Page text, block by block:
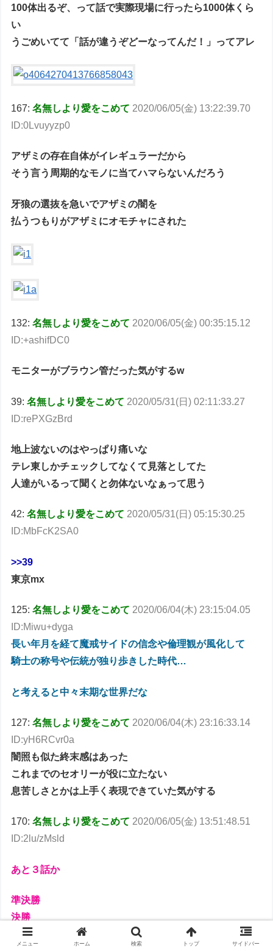
100体出るぞ、って話で実際現場に行ったら1000体くら
い
うごめいてて「話が違うぞどーなってんだ！」ってアレ
167:名無しより愛をこめて 2020/06/05(金) 13:22:39.70
ID:0Lvuyyzp0
アザミの存在自体がイレギュラーだから
そう言う周期的なモノに当てハマらないんだろう
牙狼の選抜を急いでアザミの闇を
払うつもりがアザミにオモチャにされた
132:名無しより愛をこめて 2020/06/05(金) 00:35:15.12
ID:+ashifDC0
モニターがブラウン管だった気がするw
39:名無しより愛をこめて 2020/05/31(日) 02:11:33.27
ID:rePXGzBrd
地上波ないのはやっぱり痛いな
テレ東しかチェックしてなくて見落としてた
人達がいるって聞くと勿体ないなぁって思う
42:名無しより愛をこめて 2020/05/31(日) 05:15:30.25
ID:MbFcK2SA0
>>39
東京mx
125:名無しより愛をこめて 2020/06/04(木) 23:15:04.05
ID:Miwu+dyga
長い年月を経て魔戒サイドの信念や倫理観が風化して
騎士の称号や伝統が独り歩きした時代…
と考えると中々末期な世界だな
127:名無しより愛をこめて 2020/06/04(木) 23:16:33.14
ID:yH6RCvr0a
闇照も似た終末感はあった
これまでのセオリーが役に立たない
息苦しさとかは上手く表現できていた気がする
170:名無しより愛をこめて 2020/06/05(金) 13:51:48.51
ID:2lu/zMsld
あと３話か
準決勝
決勝
ラスボス登場
メニュー ホーム 検索 トップ サイドバー